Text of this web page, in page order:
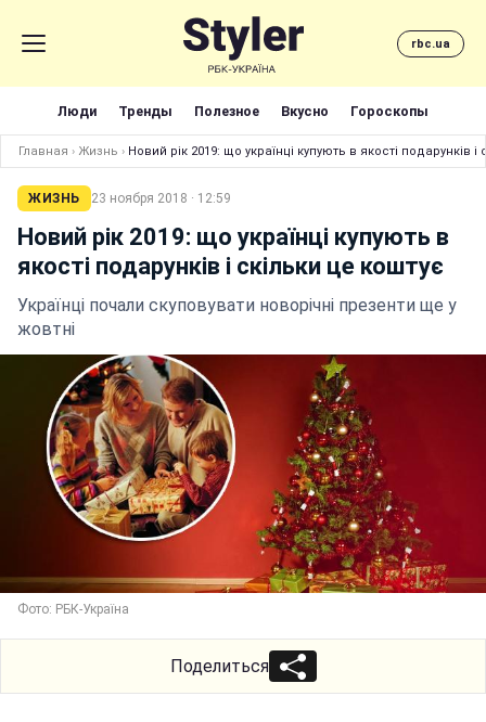
rbc.ua
Люди Тренды Полезное Вкусно Гороскопы
Главная › Жизнь › Новий рік 2019: що українці купують в якості подарунків і
ЖИЗНЬ 23 ноября 2018 · 12:59
Новий рік 2019: що українці купують в
якості подарунків і скільки це коштує
Українці почали скуповувати новорічні презенти ще у
жовтні
Фото: РБК-Україна
Поделиться